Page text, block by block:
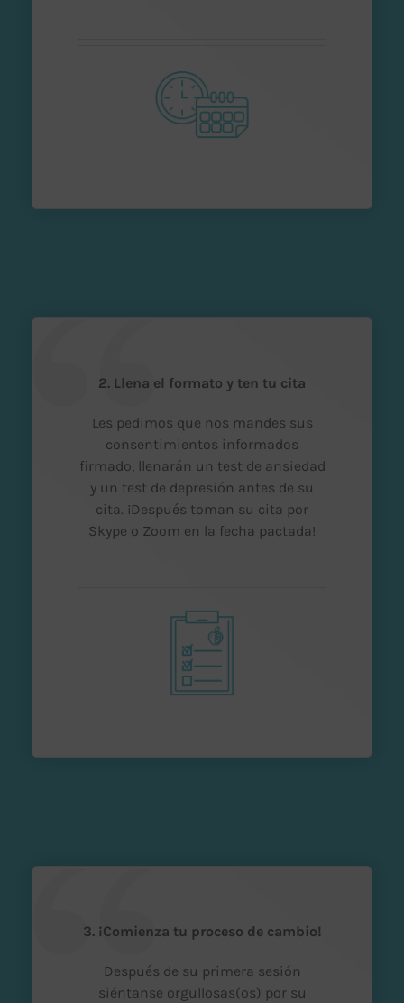
2. Llena el formato y ten tu cita
Les pedimos que nos mandes sus
consentimientos informados
firmado, llenarán un test de ansiedad
y un test de depresión antes de su
cita. ¡Después toman su cita por
Skype o Zoom en la fecha pactada!
3. ¡Comienza tu proceso de cambio!
Después de su primera sesión
siéntanse orgullosas(os) por su